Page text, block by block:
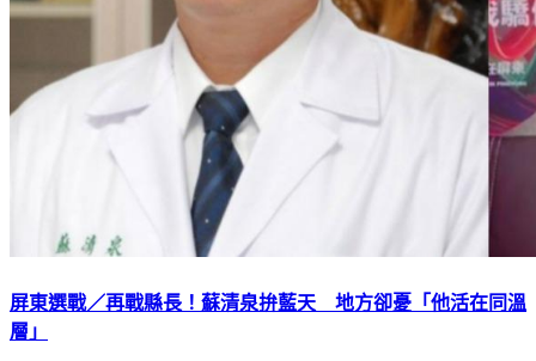
屏東選戰／再戰縣長！蘇清泉拚藍天 地方卻憂「他活在同溫
層」